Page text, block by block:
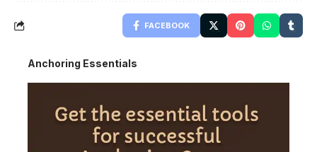
FACEBOOK
Anchoring Essentials